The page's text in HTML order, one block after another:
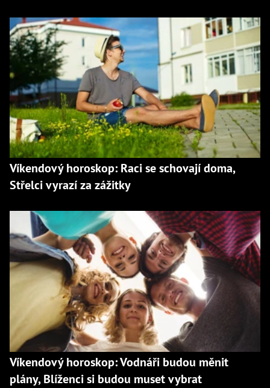
Víkendový horoskop: Raci se schovají doma,
Střelci vyrazí za zážitky
Víkendový horoskop: Vodnáři budou měnit
plány, Blíženci si budou muset vybrat